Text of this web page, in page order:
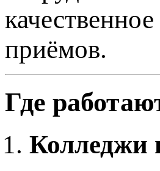
приёмов.
Где
Колледжи